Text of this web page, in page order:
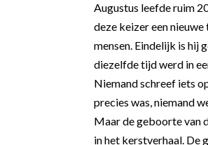
Augustus leefde ruim
deze keizer een
mensen. Eindelijk is hij
diezelfde tijd werd in
Niemand schreef iets
precies was, niemand
Maar de geboorte van
in het kerstverhaal. De